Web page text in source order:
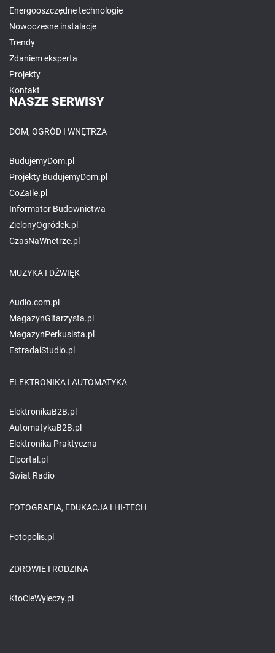
Energooszczędne technologie
Nowoczesne instalacje
Trendy
Zdaniem eksperta
Projekty
Kontakt
NASZE SERWISY
DOM, OGRÓD I WNĘTRZA
BudujemyDom.pl
Projekty.BudujemyDom.pl
CoZaIle.pl
Informator Budownictwa
ZielonyOgródek.pl
CzasNaWnetrze.pl
MUZYKA I DŹWIĘK
Audio.com.pl
MagazynGitarzysta.pl
MagazynPerkusista.pl
EstradaiStudio.pl
ELEKTRONIKA I AUTOMATYKA
ElektronikaB2B.pl
AutomatykaB2B.pl
Elektronika Praktyczna
Elportal.pl
Świat Radio
FOTOGRAFIA, EDUKACJA I HI-TECH
Fotopolis.pl
ZDROWIE I RODZINA
KtoCieWyleczy.pl